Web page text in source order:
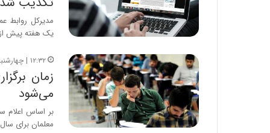
مدیرکل روابط
یک هفته پیش
۱۲:۳۲ | چهارشنبه، ۳۰ اردیبهشت ۱۴۰۵
زمان
می‌شود
بر اساس اعلام
معلمان برای سال ۱۴۰۵ در هر…